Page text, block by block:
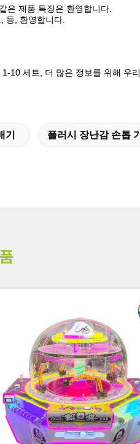
은 제품 특징은 환영합니다.
등, 환영합니다.
10 세트, 더 많은 정보를 위해 우
기 플러시 장난감 손톱